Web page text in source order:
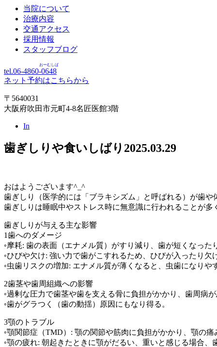
当院について
治療内容
交通アクセス
採用情報
スタッフブログ
tel.06-4860-0648
おーむしば
ネット予約はこちらから
〒5640031
大阪府吹田市元町4-8名匠医館3階
In
歯ぎしりや食いしばり 2025.03.29
おはようございます^_^
歯ぎしり（医学的には「ブラキシズム」と呼ばれる）が歯
歯ぎしりは睡眠中やストレス時に無意識に行われることが
歯ぎしりが与える主な影響
1歯へのダメージ
◦摩耗: 歯の表面（エナメル質）がすり減り、歯が短くなった
◦ひびや欠け: 強い力で歯がこすれるため、ひびが入ったり欠
◦虫歯リスクの増加: エナメル質が薄くなると、虫歯になりや
2歯茎や歯周組織への影響
◦過剰な圧力で歯茎や歯を支える骨に負担がかかり、歯周病
◦歯がグラつく（歯の動揺）原因にもなり得る。
3顎のトラブル
◦顎関節症（TMD）: 顎の関節や筋肉に負担がかかり、顎の
◦顎の疲れ: 朝起きたときに顎がだるい、重いと感じる場合